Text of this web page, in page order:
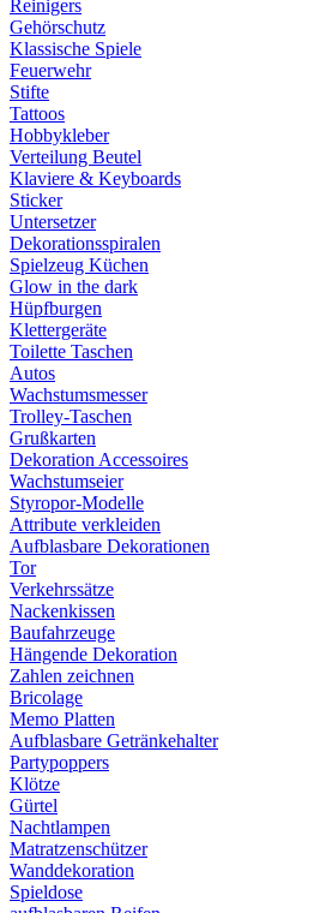
Reinigers
Gehörschutz
Klassische Spiele
Feuerwehr
Stifte
Tattoos
Hobbykleber
Verteilung Beutel
Klaviere & Keyboards
Sticker
Untersetzer
Dekorationsspiralen
Spielzeug Küchen
Glow in the dark
Hüpfburgen
Klettergeräte
Toilette Taschen
Autos
Wachstumsmesser
Trolley-Taschen
Grußkarten
Dekoration Accessoires
Wachstumseier
Styropor-Modelle
Attribute verkleiden
Aufblasbare Dekorationen
Tor
Verkehrssätze
Nackenkissen
Baufahrzeuge
Hängende Dekoration
Zahlen zeichnen
Bricolage
Memo Platten
Aufblasbare Getränkehalter
Partypoppers
Klötze
Gürtel
Nachtlampen
Matratzenschützer
Wanddekoration
Spieldose